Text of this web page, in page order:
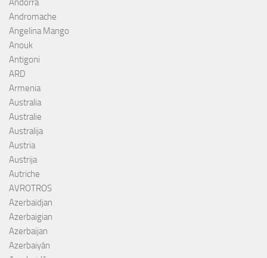
Andorra
Andromache
Angelina Mango
Anouk
Antigoni
ARD
Armenia
Australia
Australie
Australija
Austria
Austrija
Autriche
AVROTROS
Azerbaïdjan
Azerbaigian
Azerbaijan
Azerbaiyán